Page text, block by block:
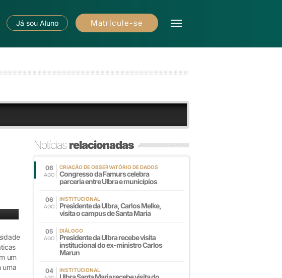
Já sou Aluno Matricule-se
um
uma
Notíciasrelacionadas
06
AGO
CRIAÇÃO DE OBSERVATÓRIO DE DADOS
Congresso da Famurs celebra
parceria entre Ulbra e municípios
06
AGO
INSTITUCIONAL
Presidente da Ulbra, Carlos Melke,
visita o campus de Santa Maria
05
AGO
DIÁLOGO
Presidente da Ulbra recebe visita
institucional do ex-ministro Carlos
Marun
04 INSTITUCIONAL